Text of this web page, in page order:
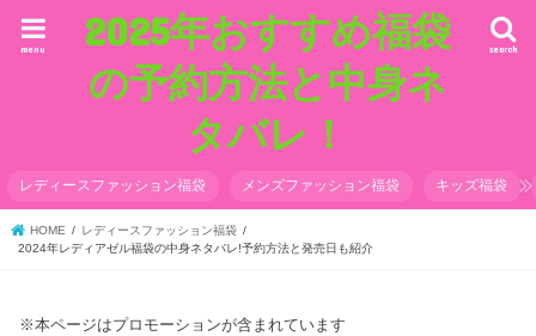
2025年おすすめ福袋
の予約方法と中身ネ
タバレ！
search
menu
レディースファッション福袋 メンズファッション福袋 キッズ福袋
HOME
レディースファッション福袋
2024年レディアゼル福袋の中身ネタバレ!予約方法と発売日も紹介
※本ページはプロモーションが含まれています